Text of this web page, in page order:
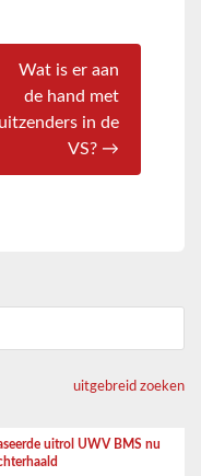
Wat is er aan
de hand met
uitzenders in de
VS? →
uitgebreid zoeken
uitrol UWV BMS nu